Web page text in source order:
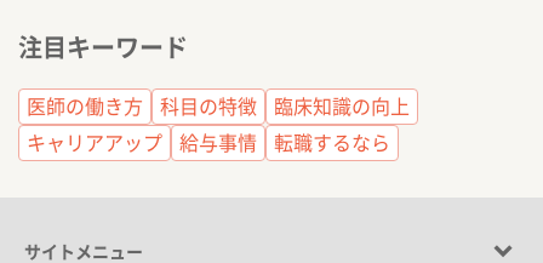
注目キーワード
医師の働き方 科目の特徴
臨床知識の向上
キャリアアップ
給与事情 転職するなら
サイトメニュー